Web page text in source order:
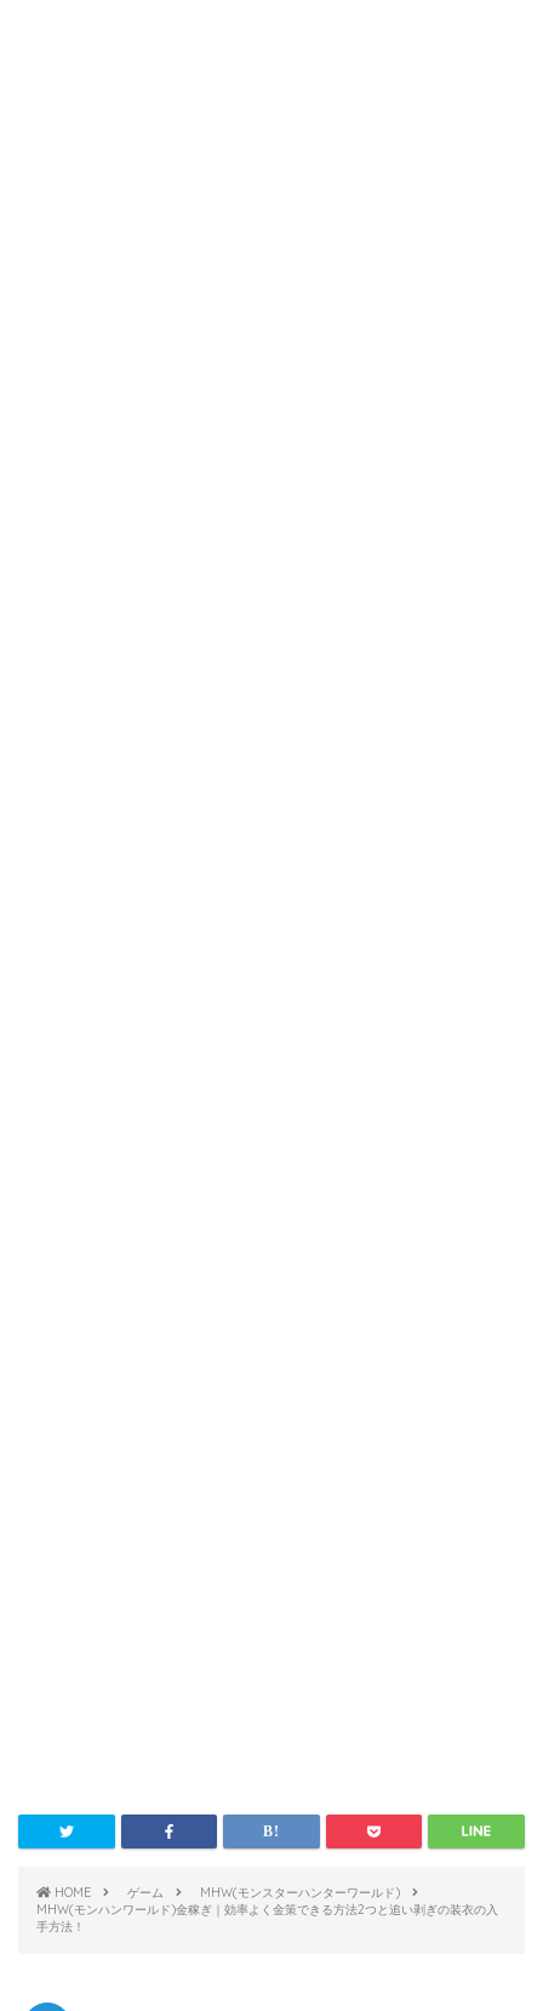
HOME ゲーム
MHW(モンスターハンターワールド)
MHW(モンハンワールド)金稼ぎ｜効率よく金策できる方法2つと追い剥ぎの装衣の入
手方法！